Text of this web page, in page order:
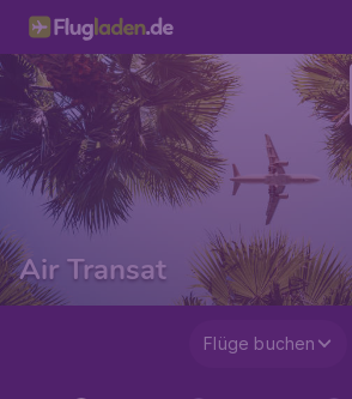
Air Transat
Flüge buchen